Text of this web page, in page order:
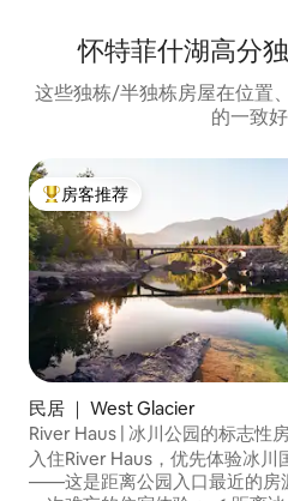
怀特菲什湖高分
这些独栋/半独栋房屋在位置
的一致好
热门「房客推荐」
房客推荐
民居 ｜ West Glacier
River Haus | 冰川公园的标志性
入住River Haus，优先体验冰川
——这是距离公园入口最近的房源！